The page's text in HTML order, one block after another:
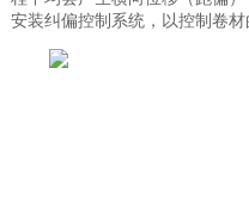
安装纠偏控制系统，以控制卷材